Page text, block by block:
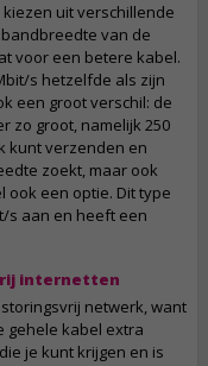
uit verschillende
van de
voor een betere kabel.
s hetzelfde als zijn
een groot verschil: de
zo groot, namelijk 250
kunt verzenden en
zoekt, maar ook
ook een optie. Dit type
s aan en heeft een
internetten
netwerk, want
gehele kabel extra
je kunt krijgen en is